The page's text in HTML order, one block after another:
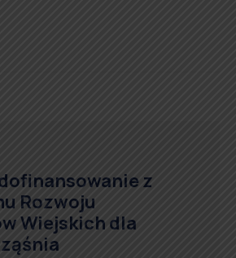
z
Rozwoju
Wiejskich dla